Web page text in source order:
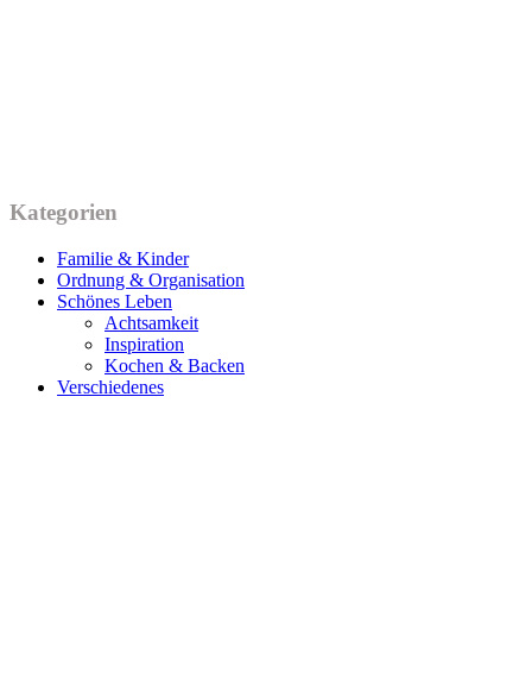
Kategorien
Familie & Kinder
Ordnung & Organisation
Schönes Leben
Achtsamkeit
Inspiration
Kochen & Backen
Verschiedenes